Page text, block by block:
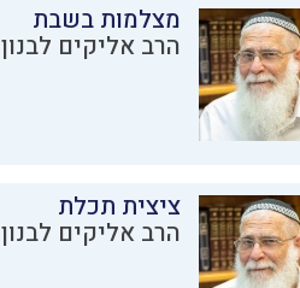
מצלמות בשבת
הרב אליקים לבנון
ציצית תכלת
הרב אליקים לבנון